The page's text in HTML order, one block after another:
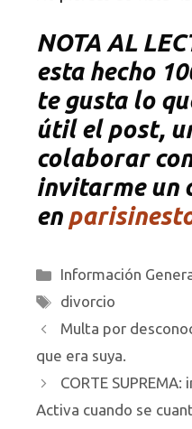
NOTA AL
esta hecho
te gusta lo
útil el post,
colaborar
invitarme un
en
Categorías
Información
Etiquetas
divorcio
Multa por
que era suya.
CORTE
Activa cuando se